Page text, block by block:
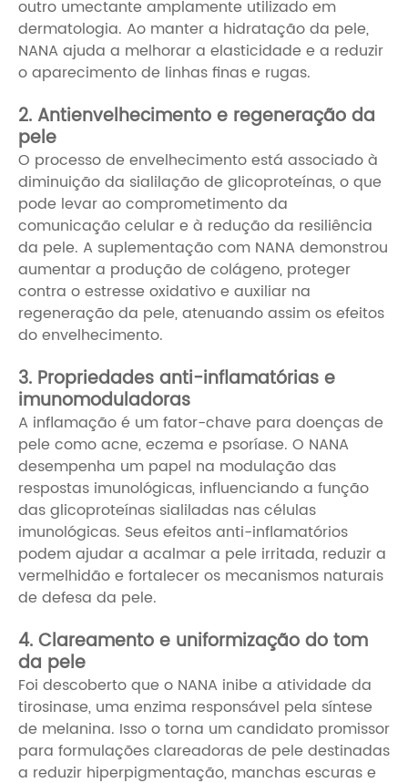
outro umectante amplamente utilizado em
dermatologia. Ao manter a hidratação da pele,
NANA ajuda a melhorar a elasticidade e a reduzir
o aparecimento de linhas finas e rugas.
2. Antienvelhecimento e regeneração da
pele
O processo de envelhecimento está associado à
diminuição da sialilação de glicoproteínas, o que
pode levar ao comprometimento da
comunicação celular e à redução da resiliência
da pele. A suplementação com NANA demonstrou
aumentar a produção de colágeno, proteger
contra o estresse oxidativo e auxiliar na
regeneração da pele, atenuando assim os efeitos
do envelhecimento.
3. Propriedades anti-inflamatórias e
imunomoduladoras
A inflamação é um fator-chave para doenças de
pele como acne, eczema e psoríase. O NANA
desempenha um papel na modulação das
respostas imunológicas, influenciando a função
das glicoproteínas sialiladas nas células
imunológicas. Seus efeitos anti-inflamatórios
podem ajudar a acalmar a pele irritada, reduzir a
vermelhidão e fortalecer os mecanismos naturais
de defesa da pele.
4. Clareamento e uniformização do tom
da pele
Foi descoberto que o NANA inibe a atividade da
tirosinase, uma enzima responsável pela síntese
de melanina. Isso o torna um candidato promissor
para formulações clareadoras de pele destinadas
a reduzir hiperpigmentação, manchas escuras e